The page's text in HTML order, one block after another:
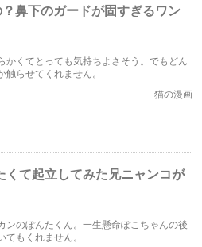
鼻下のガードが固すぎるワン
くてとっても気持ちよさそう。でもどん
らせてくれません。
猫の漫画
て起立してみた兄ニャンコが
のぽんたくん。一生懸命ぽこちゃんの後
もくれません。